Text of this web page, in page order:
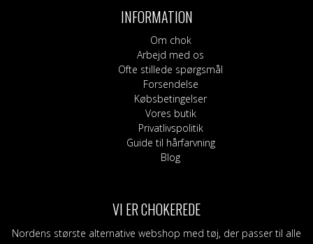
kan
vælges
varesiden
INFORMATION
Om chok
Arbejd med os
Ofte stillede spørgsmål
Forsendelse
Købsbetingelser
Vores butik
Privatlivspolitik
Guide til hårfarvning
Blog
VI ER CHOKEREDE
Nordens største alternative webshop med tøj, der passer til alle